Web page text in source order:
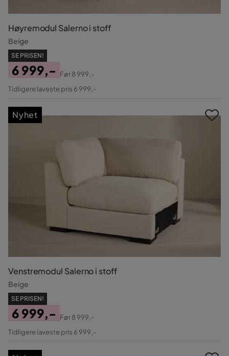
Høyremodul Salerno i stoff
Beige
SE PRISEN!
Pris
6 999,-
Original
Før8 999,-
Tidligere laveste pris 6 999,-
Venstremodul Salerno i stoff
Beige
SE PRISEN!
Pris
6 999,-
Original
Før8 999,-
Tidligere laveste pris 6 999,-
Nyhet